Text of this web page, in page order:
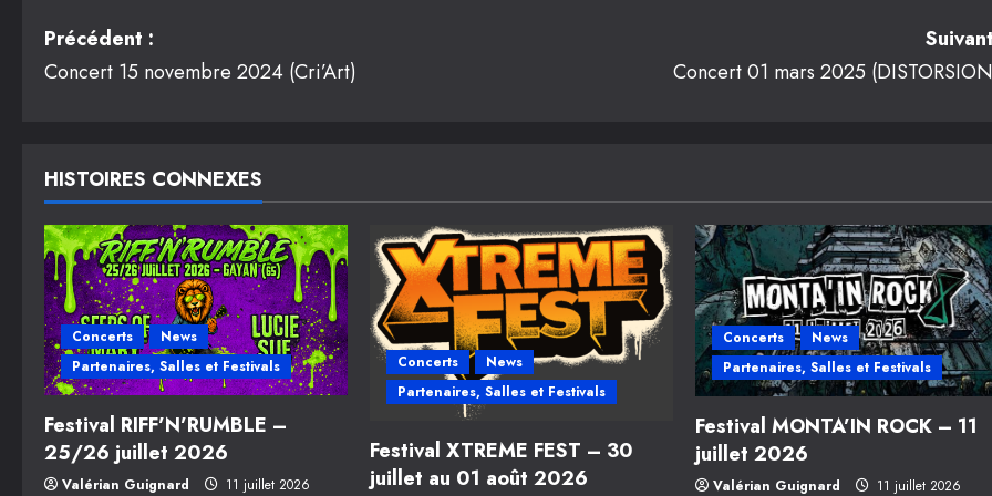
N
a
i
g
a
t
i
o
n
Précédent :
Concert 15 novembre 2024 (Cri’Art)
Concert 01 mars 2025
HISTOIRES CONNEXES
Concerts
News
Partenaires, Salles et Festivals
Festival RIFF’N’RUMBLE –
25/26 juillet 2026
Valérian Guignard 11 juillet 2026
Concerts
News
Partenaires, Salles et Festivals
Festival XTREME FEST – 30
juillet au 01 août 2026
Concerts
News
Partenaires, Salles et Festivals
Festival MONTA’IN ROCK – 11
juillet 2026
Valérian Guignard 11 juillet 2026